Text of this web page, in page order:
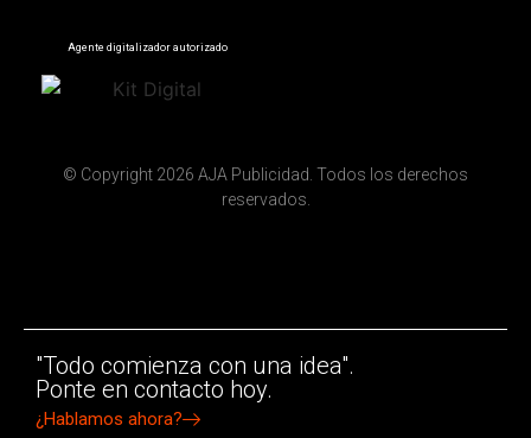
Agente digitalizador autorizado
© Copyright 2026 AJA Publicidad. Todos los derechos
reservados.
"Todo comienza con una idea".
Ponte en contacto hoy.
¿Hablamos ahora?